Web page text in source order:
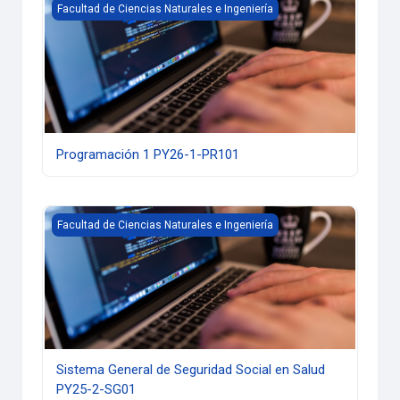
Programación 1 PY26-1-PR101
Facultad de Ciencias Naturales e Ingeniería
Programación 1 PY26-1-PR101
Sistema General de Seguridad Social en Salud PY25-2-
Facultad de Ciencias Naturales e Ingeniería
Sistema General de Seguridad Social en Salud
PY25-2-SG01